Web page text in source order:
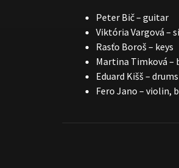
Peter Bič – guitar
Viktória Vargová –
Rasťo Boroš – keys
Martina Timková –
Eduard Kišš – drums
Fero Jano – violin,